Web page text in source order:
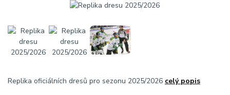
Replika oficiálních dresů pro sezonu 2025/2026 celý popis